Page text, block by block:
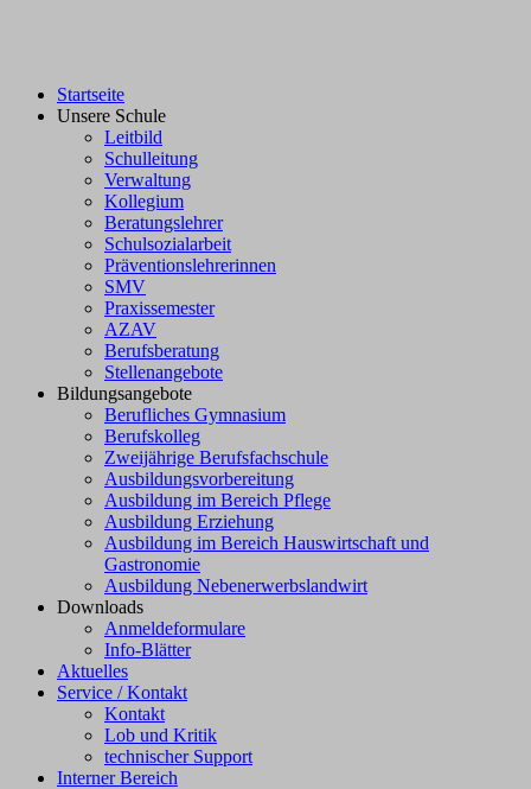
Startseite
Unsere Schule
Leitbild
Schulleitung
Verwaltung
Kollegium
Beratungslehrer
Schulsozialarbeit
Präventionslehrerinnen
SMV
Praxissemester
AZAV
Berufsberatung
Stellenangebote
Bildungsangebote
Berufliches Gymnasium
Berufskolleg
Zweijährige Berufsfachschule
Ausbildungsvorbereitung
Ausbildung im Bereich Pflege
Ausbildung Erziehung
Ausbildung im Bereich Hauswirtschaft und
Gastronomie
Ausbildung Nebenerwerbslandwirt
Downloads
Anmeldeformulare
Info-Blätter
Aktuelles
Service / Kontakt
Kontakt
Lob und Kritik
technischer Support
Interner Bereich